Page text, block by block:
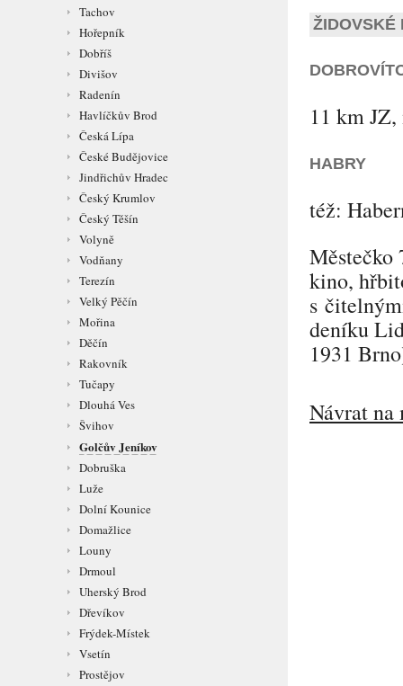
Tachov
Hořepník
Dobříš
Divišov
Radenín
Havlíčkův Brod
Česká Lípa
České Budějovice
Jindřichův Hradec
Český Krumlov
Český Těšín
Volyně
Vodňany
Terezín
Velký Pěčín
Mořina
Děčín
Rakovník
Tučapy
Dlouhá Ves
Švihov
Golčův Jeníkov
Dobruška
Luže
Dolní Kounice
Domažlice
Louny
Drmoul
Uherský Brod
Dřevíkov
Frýdek-Místek
Vsetín
Prostějov
ŽIDOVSKÉ
11 km
HABRY
též:
Městečko
kino,
s
deníku
1931
Návrat na